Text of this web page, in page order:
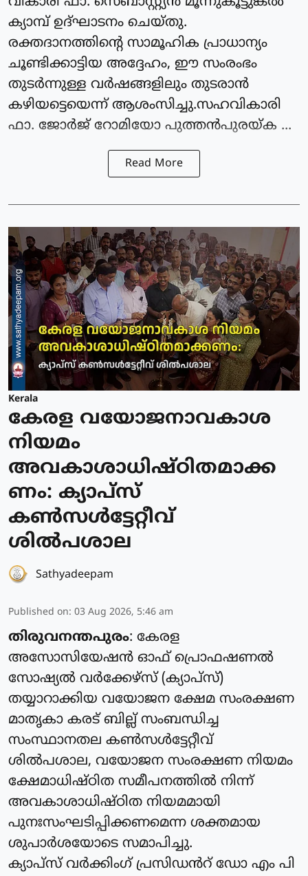
ക്യാമ്പ് ഉദ്ഘാടനം ചെയ്തു.
രക്തദാനത്തിന്റെ സാമൂഹിക പ്രാധാന്യം
ചൂണ്ടിക്കാട്ടിയ അദ്ദേഹം, ഈ സംരംഭം
തുടർന്നുള്ള വർഷങ്ങളിലും തുടരാൻ
കഴിയട്ടെയെന്ന് ആശംസിച്ചു.സഹവികാരി
ഫാ. ജോർജ് റോമിയോ പുത്തൻപുരയ്ക ...
Read More
Kerala
കേരള വയോജനാവകാശ
നിയമം
അവകാശാധിഷ്ഠിതമാക്ക
ണം: ക്യാപ്സ്
കൺസൾട്ടേറ്റീവ്
ശിൽപശാല
Sathyadeepam
Published on: 03 Aug 2026, 5:46 am
തിരുവനന്തപുരം: കേരള
അസോസിയേഷൻ ഓഫ് പ്രൊഫഷണൽ
സോഷ്യൽ വർക്കേഴ്സ് (ക്യാപ്‌സ്)
തയ്യാറാക്കിയ വയോജന ക്ഷേമ സംരക്ഷണ
മാതൃകാ കരട് ബില്ല് സംബന്ധിച്ച
സംസ്ഥാനതല കൺസൾട്ടേറ്റീവ്
ശിൽപശാല, വയോജന സംരക്ഷണ നിയമം
ക്ഷേമാധിഷ്ഠിത സമീപനത്തിൽ നിന്ന്
അവകാശാധിഷ്ഠിത നിയമമായി
പുനഃസംഘടിപ്പിക്കണമെന്ന ശക്തമായ
ശുപാർശയോടെ സമാപിച്ചു.
ക്യാപ്‌സ് വർക്കിംഗ്‌ പ്രസിഡൻറ് ഡോ എം പി